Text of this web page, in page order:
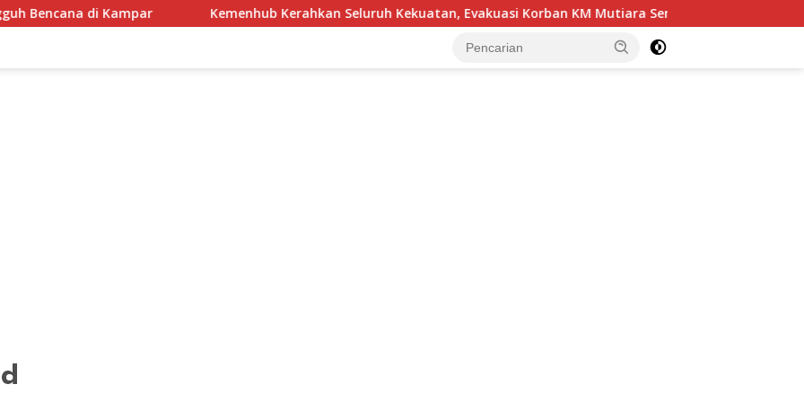
di Kampar Kemenhub Kerahkan Seluruh Kekuatan, Evakuasi Korban KM Mutiara Sentosa II Terus Dipercepat